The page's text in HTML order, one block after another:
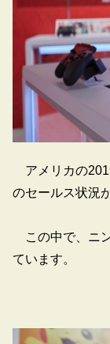
アメリカの
のセールス状況
この中で、ニ
ています。